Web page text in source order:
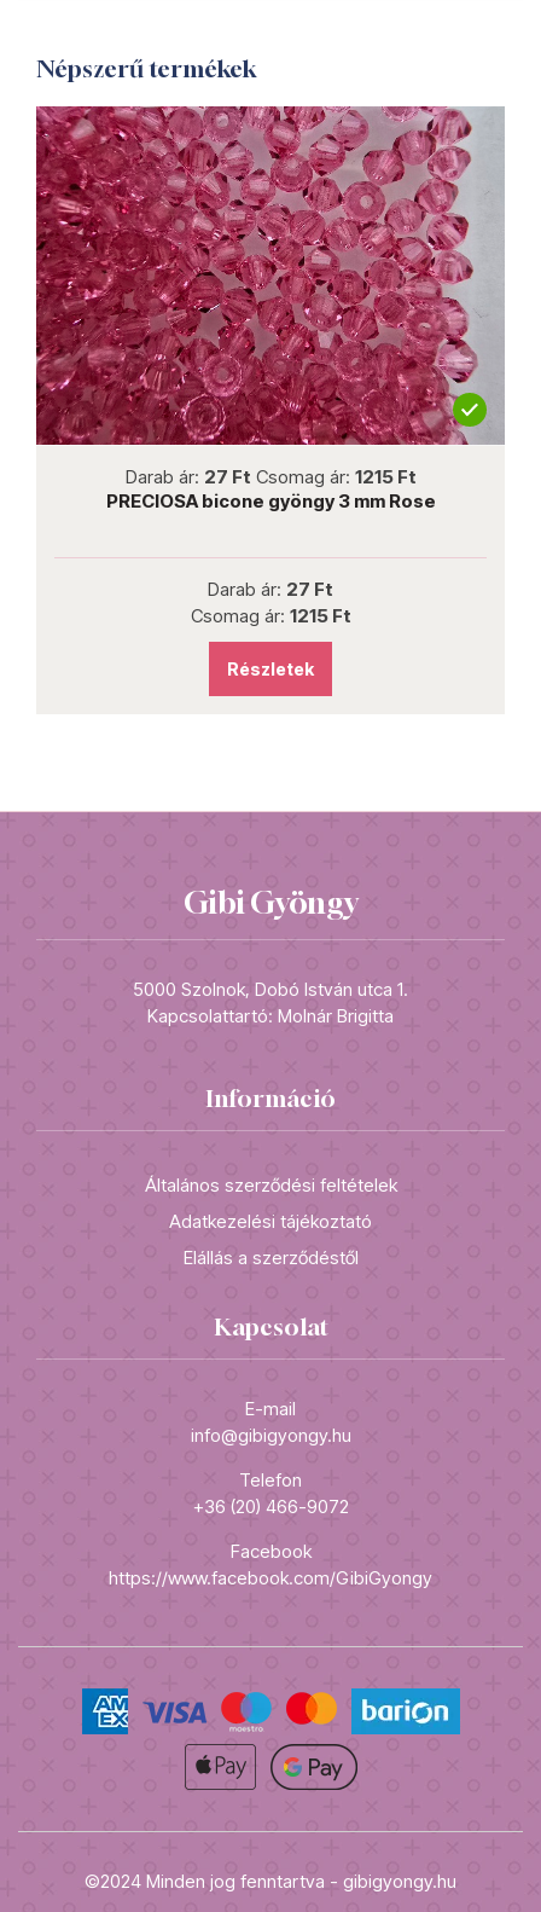
Népszerű termékek
Darab ár: 27 Ft Csomag ár: 1215 Ft
PRECIOSA bicone gyöngy 3 mm Rose
Darab ár: 27 Ft
Csomag ár: 1215 Ft
Részletek
Gibi Gyöngy
5000 Szolnok, Dobó István utca 1.
Kapcsolattartó: Molnár Brigitta
Információ
Általános szerződési feltételek
Adatkezelési tájékoztató
Elállás a szerződéstől
Kapcsolat
E-mail
info@gibigyongy.hu
Telefon
+36 (20) 466-9072
Facebook
https://www.facebook.com/GibiGyongy
©2024 Minden jog fenntartva - gibigyongy.hu